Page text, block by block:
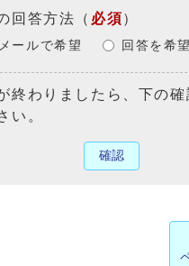
回答方法 （ 必須）
ールで希望 回答を希
終わりましたら、下の
い。
確認